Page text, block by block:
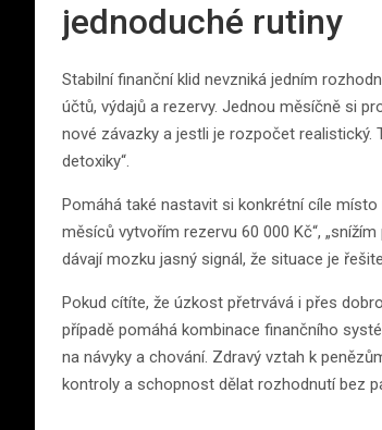
jednoduché rutiny
Stabilní finanční klid nevzniká jedním
účtů, výdajů a rezervy. Jednou měsíčně si
nové závazky a jestli je rozpočet realistický.
detoxiky“.
Pomáhá také nastavit si konkrétní cíle místo
měsíců vytvořím rezervu 60 000 Kč“,
dávají mozku jasný signál, že situace je
Pokud cítíte, že úzkost přetrvává i přes
případě pomáhá kombinace finančního
na návyky a chování. Zdravý vztah k
kontroly a schopnost dělat rozhodnutí bez